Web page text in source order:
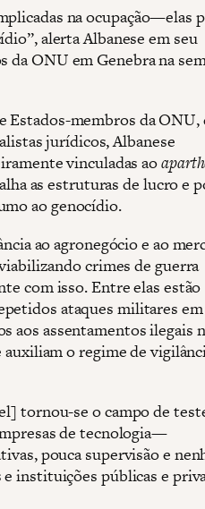
na ocupação—elas
alerta Albanese em seu
ONU em Genebra na
Estados-membros da ONU,
jurídicos, Albanese
vinculadas ao
as estruturas de lucro e
ao genocídio.
ao agronegócio e ao
crimes de guerra
com isso. Entre elas estão
ataques militares em
aos assentamentos ilegais
o regime de
tornou-se o campo de
de tecnologia—
pouca supervisão e
instituições públicas e